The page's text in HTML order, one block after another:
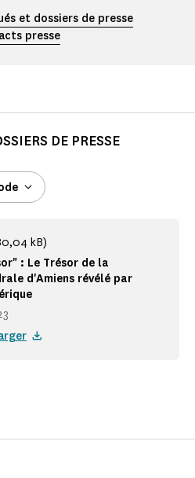
et dossiers de presse
presse
DE PRESSE
: Le Trésor de la
d'Amiens révélé par
kB)